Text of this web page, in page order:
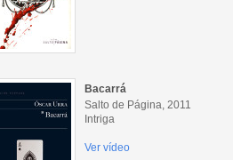
Bacarrá
Salto de Página, 2011
Intriga
Ver vídeo